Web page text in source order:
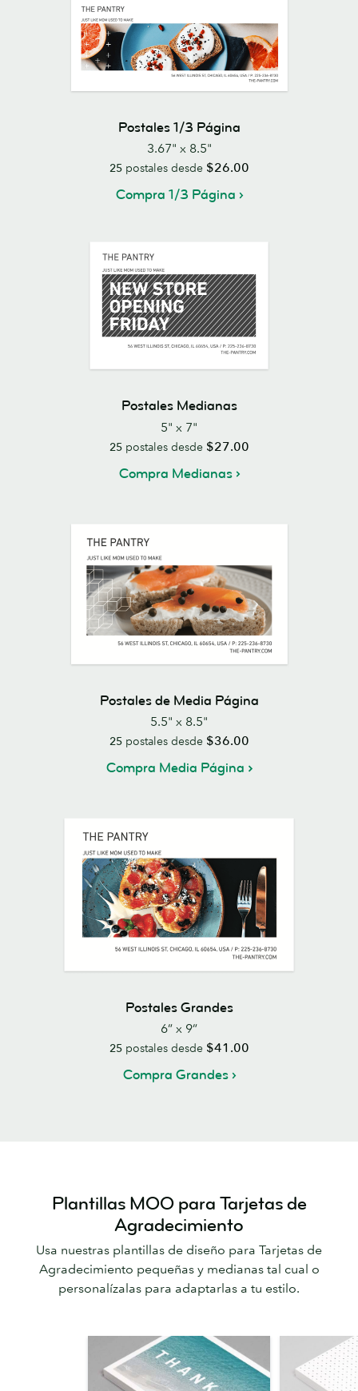
Postales 1/3 Página
3.67" x 8.5"
25postales desde $26.00
Compra 1/3 Página
Postales Medianas
5" x 7"
25postales desde $27.00
Compra Medianas
Postales de Media Página
5.5" x 8.5"
25postales desde $36.00
Compra Media Página
Postales Grandes
6” x 9”
25postales desde $41.00
Compra Grandes
Plantillas MOO para Tarjetas de
Agradecimiento
Usa nuestras plantillas de diseño para Tarjetas de
Agradecimiento pequeñas y medianas tal cual o
personalízalas para adaptarlas a tu estilo.